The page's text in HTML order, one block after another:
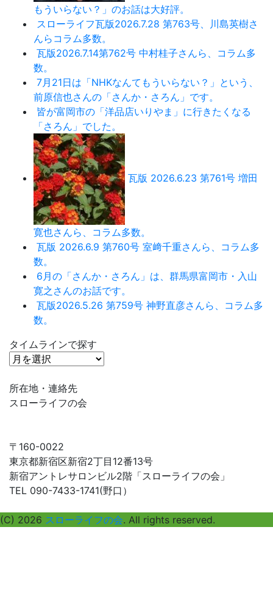
もういらない？」のお話は大好評。
スローライフ瓦版2026.7.28 第763号、川島英樹さ
んらコラム多数。
瓦版2026.7.14第762号 中村桂子さんら、コラム多
数。
7月21日は「NHKなんてもういらない？」という、
前原信也さんの「さんか・さろん」です。
皆が富岡市の「洋品店いりやま」に行きたくなる
「さろん」でした。
瓦版 2026.6.23 第761号 増田
寛也さんら、コラム多数。
瓦版 2026.6.9 第760号 室﨑千重さんら、コラム多
数。
6月の「さんか・さろん」は、群馬県富岡市・入山
寛之さんのお話です。
瓦版2026.5.26 第759号 神野直彦さんら、コラム多
数。
タイムラインで探す
タ
ム
ラ
で
探
す
所在地・連絡先
スローライフの会
〒160-0022
東京都新宿区新宿2丁目12番13号
新宿アントレサロンビル2階「スローライフの会」
TEL 090-7433-1741(野口）
(C) 2026 スローライフの会. All rights reserved.